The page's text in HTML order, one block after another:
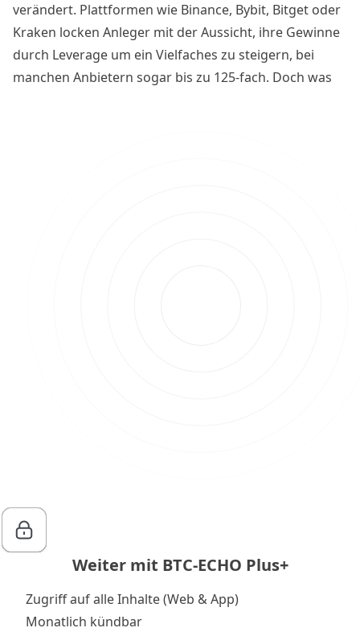
verändert. Plattformen wie Binance, Bybit, Bitget oder
Kraken locken Anleger mit der Aussicht, ihre Gewinne
durch Leverage um ein Vielfaches zu steigern, bei
manchen Anbietern sogar bis zu 125-fach. Doch was
Weiter mit BTC-ECHO Plus+
Zugriff auf alle Inhalte (Web & App)
Monatlich kündbar